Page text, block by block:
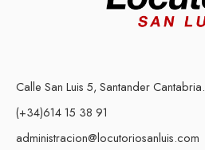
Calle San Luis 5, Santander Cantabria.
(+34)614 15 38 91
administracion@locutoriosanluis.com